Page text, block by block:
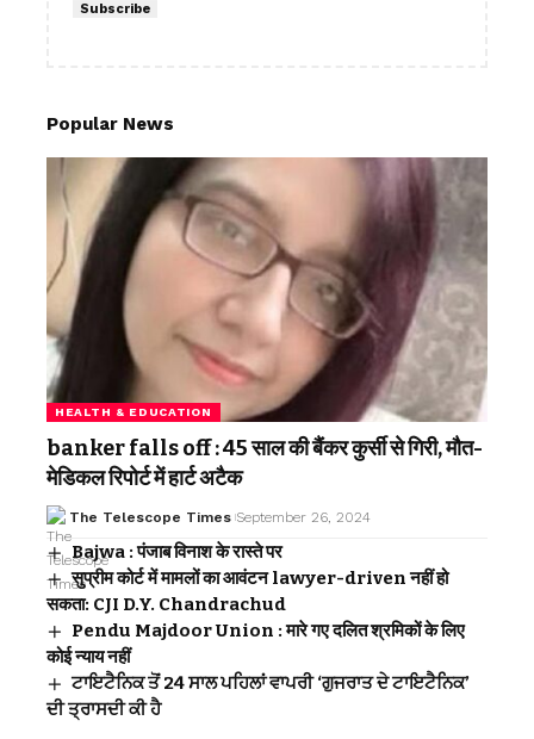
Subscribe
Popular News
HEALTH & EDUCATION
banker falls off : 45 साल की बैंकर कुर्सी से गिरी, मौत-
मेडिकल रिपोर्ट में हार्ट अटैक
The Telescope Times September 26, 2024
Bajwa : पंजाब विनाश के रास्ते पर
सुप्रीम कोर्ट में मामलों का आवंटन lawyer-driven नहीं हो
सकता: CJI D.Y. Chandrachud
Pendu Majdoor Union : मारे गए दलित श्रमिकों के लिए
कोई न्याय नहीं
ਟਾਇਟੈਨਿਕ ਤੋਂ 24 ਸਾਲ ਪਹਿਲਾਂ ਵਾਪਰੀ ‘ਗੁਜਰਾਤ ਦੇ ਟਾਇਟੈਨਿਕ’
ਦੀ ਤ੍ਰਾਸਦੀ ਕੀ ਹੈ